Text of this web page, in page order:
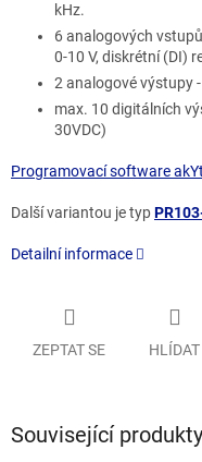
kHz.
6 analogových
0-10 V, diskrétní (DI)
2 analogové výstupy
max. 10 digitálních
30VDC)
Programovací software
Další variantou je typ
Detailní informace
ZEPTAT SE HLÍDAT
Související produkty